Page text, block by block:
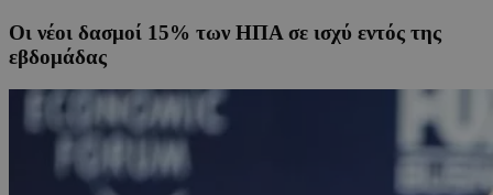
Οι νέοι δασμοί 15% των ΗΠΑ σε ισχύ εντός της
εβδομάδας